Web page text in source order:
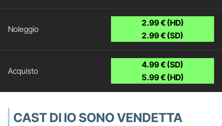
2.99 € (HD)
2.99 € (SD)
4.99 € (SD)
5.99 € (HD)
CAST DI IO SONO VENDETTA